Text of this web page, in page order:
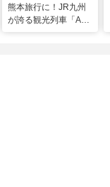
熊本旅行に！JR九州
が誇る観光列車「A列